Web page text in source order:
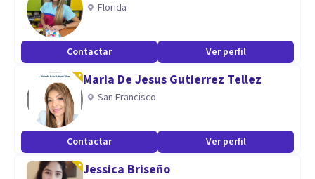
Florida
Contactar Ver perfil
Maria De Jesus Gutierrez Tellez
San Francisco
Contactar Ver perfil
Jessica Briseño